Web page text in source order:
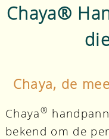
Chaya®
Chaya, de
Chaya®
bekend om de